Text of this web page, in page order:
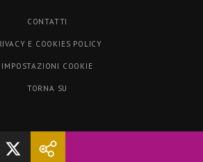
CONTATTI
E COOKIES POLICY
IMPOSTAZIONI COOKIE
TORNA SU